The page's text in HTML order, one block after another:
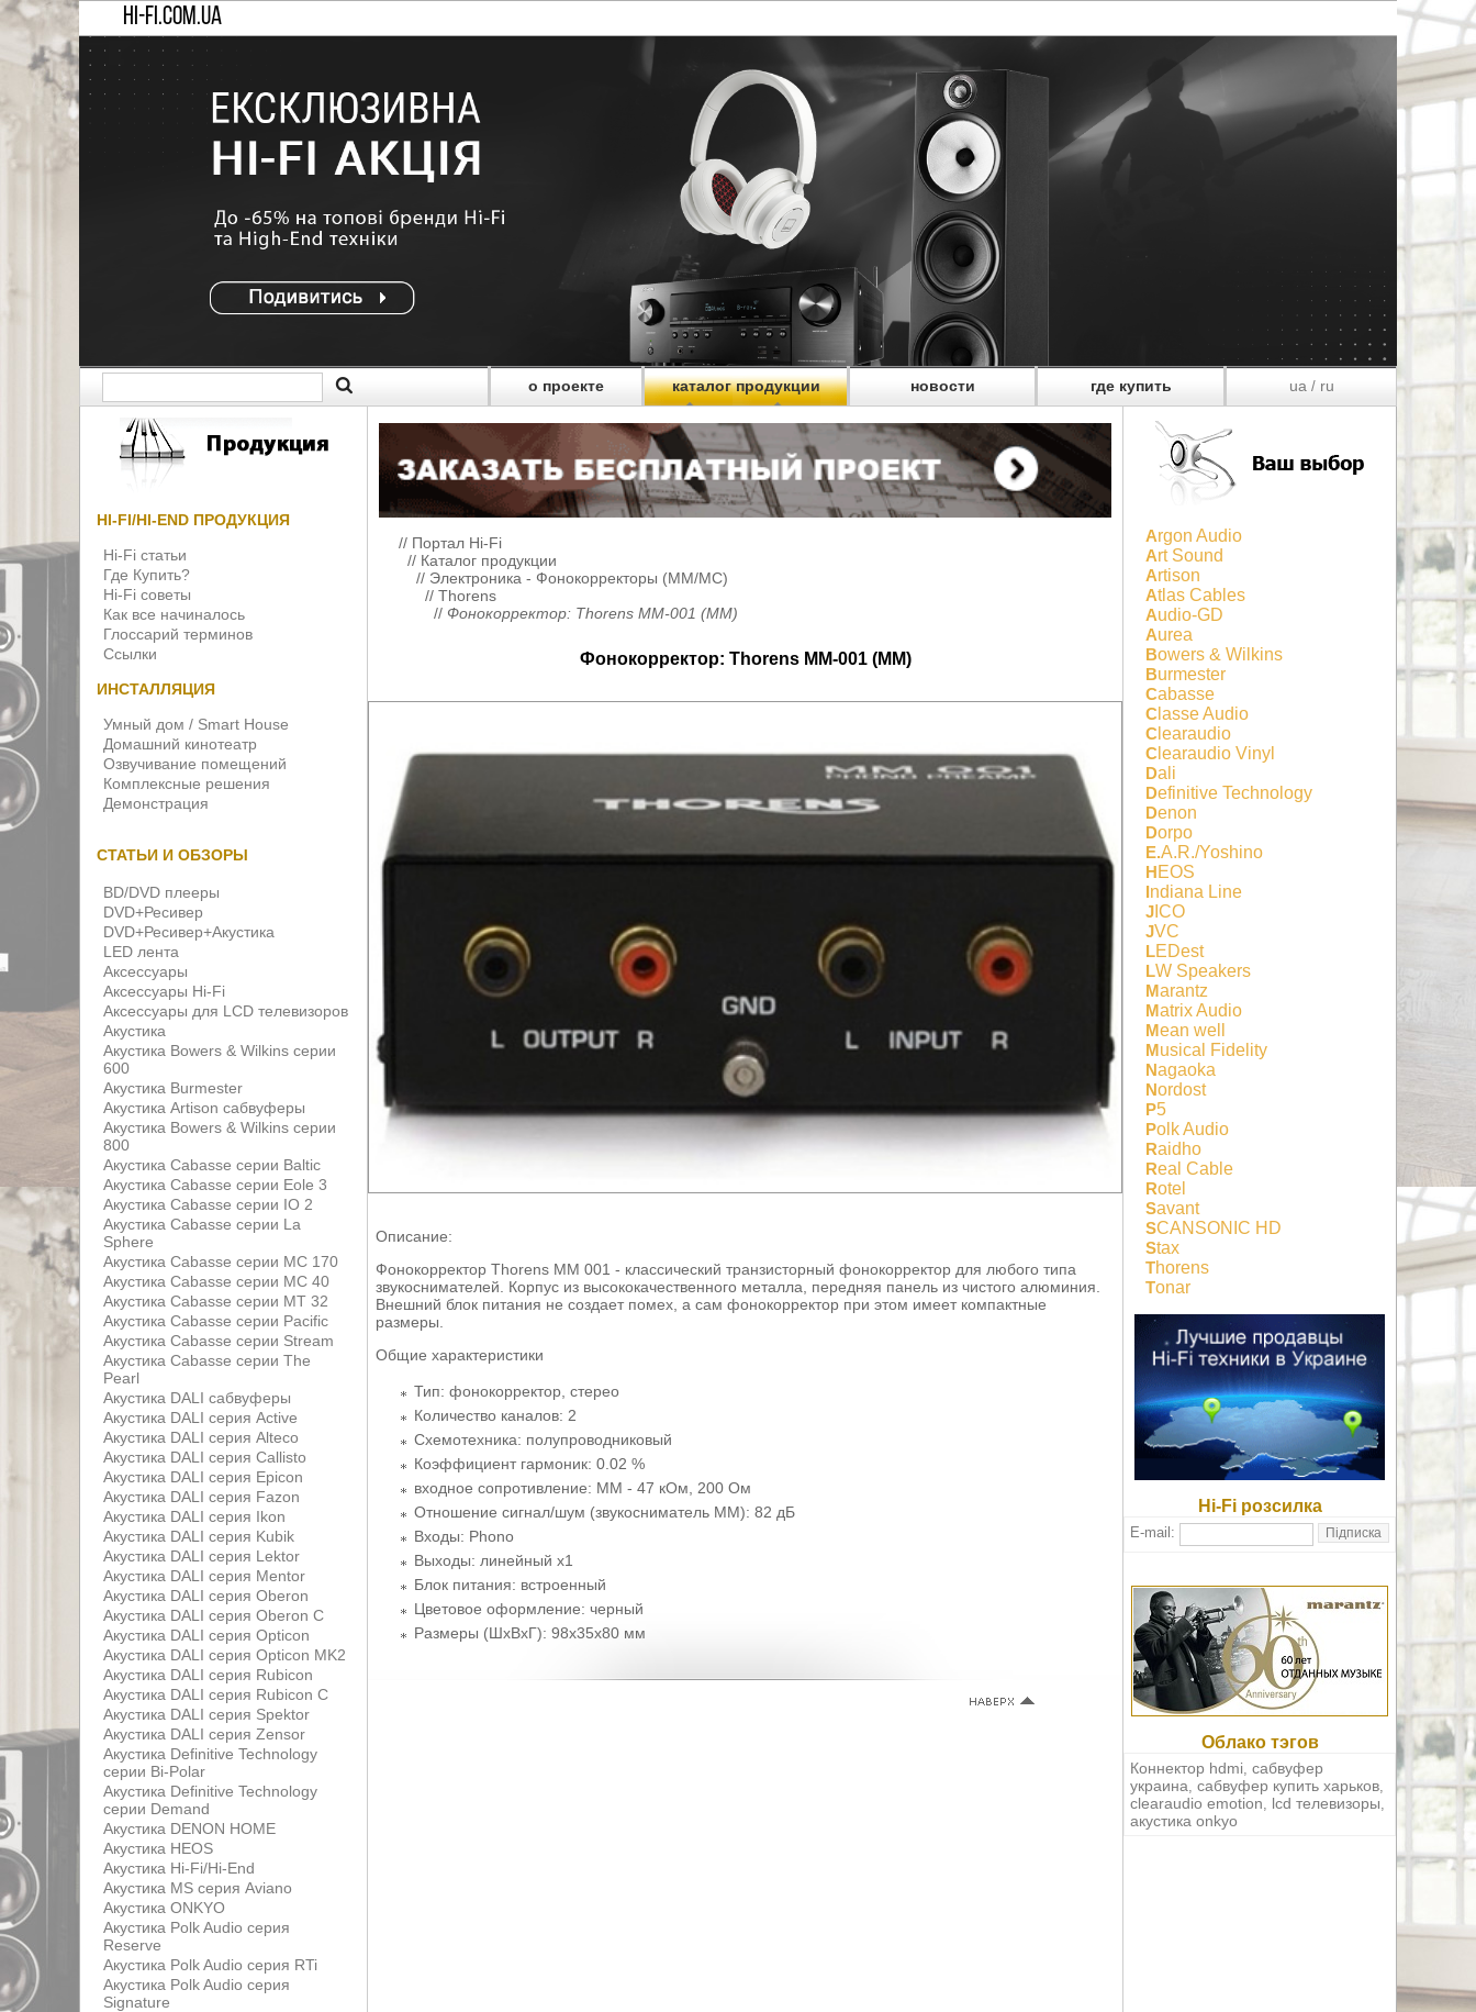
HI-FI.COM.UA
о проекте каталог продукции новости где купить ua/ ru
HI-FI/HI-END ПРОДУКЦИЯ
Hi-Fi статьи
Где Купить?
Hi-Fi советы
Как все начиналось
Глоссарий терминов
Ссылки
ИНСТАЛЛЯЦИЯ
Умный дом / Smart House
Домашний кинотеатр
Озвучивание помещений
Комплексные решения
Демонстрация
СТАТЬИ И ОБЗОРЫ
BD/DVD плееры
DVD+Ресивер
DVD+Ресивер+Акустика
LED лента
Аксессуары
Аксессуары Hi-Fi
Аксессуары для LCD телевизоров
Акустика
Акустика Bowers & Wilkins серии
600
Акустика Burmester
Акустика Artison сабвуферы
Акустика Bowers & Wilkins серии
800
Акустика Cabasse серии Baltic
Акустика Cabasse серии Eole 3
Акустика Cabasse серии IO 2
Акустика Cabasse серии La
Sphere
Акустика Cabasse серии MC 170
Акустика Cabasse серии MC 40
Акустика Cabasse серии MT 32
Акустика Cabasse серии Pacific
Акустика Cabasse серии Stream
Акустика Cabasse серии The
Pearl
Акустика DALI сабвуферы
Акустика DALI серия Active
Акустика DALI серия Alteco
Акустика DALI серия Callisto
Акустика DALI серия Epicon
Акустика DALI серия Fazon
Акустика DALI серия Ikon
Акустика DALI серия Kubik
Акустика DALI серия Lektor
Акустика DALI серия Mentor
Акустика DALI серия Oberon
Акустика DALI серия Oberon С
Акустика DALI серия Opticon
Акустика DALI серия Opticon MK2
Акустика DALI серия Rubicon
Акустика DALI серия Rubicon С
Акустика DALI серия Spektor
Акустика DALI серия Zensor
Акустика Definitive Technology
серии Bi-Polar
Акустика Definitive Technology
серии Demand
Акустика DENON HOME
Акустика HEOS
Акустика Hi-Fi/Hi-End
Акустика MS серия Aviano
Акустика ONKYO
Акустика Polk Audio серия
Reserve
Акустика Polk Audio серия RTi
Акустика Polk Audio серия
Signature
// Портал Hi-Fi
// Каталог продукции
// Электроника - Фонокорректоры (MM/MC)
// Thorens
// Фонокорректор: Thorens MM-001 (MM)
Фонокорректор: Thorens MM-001 (MM)
Описание:
Фонокорректор Thorens MM 001 - классический транзисторный фонокорректор для любого типа
звукоснимателей. Корпус из высококачественного металла, передняя панель из чистого алюминия.
Внешний блок питания не создает помех, а сам фонокорректор при этом имеет компактные
размеры.
Общие характеристики
Тип: фонокорректор, стерео
Количество каналов: 2
Схемотехника: полупроводниковый
Коэффициент гармоник: 0.02 %
входное сопротивление: MM - 47 кОм, 200 Ом
Отношение сигнал/шум (звукосниматель MM): 82 дБ
Входы: Phono
Выходы: линейный x1
Блок питания: встроенный
Цветовое оформление: черный
Размеры (ШхВхГ): 98x35x80 мм
Argon Audio
Art Sound
Artison
Atlas Cables
Audio-GD
Aurea
Bowers & Wilkins
Burmester
Cabasse
Classe Audio
Clearaudio
Clearaudio Vinyl
Dali
Definitive Technology
Denon
Dorpo
E.A.R./Yoshino
HEOS
Indiana Line
JICO
JVC
LEDest
LW Speakers
Marantz
Matrix Audio
Mean well
Musical Fidelity
Nagaoka
Nordost
P5
Polk Audio
Raidho
Real Cable
Rotel
Savant
SCANSONIC HD
Stax
Thorens
Tonar
Hi-Fi розсилка
E-mail:
Облако тэгов
Коннектор hdmi, сабвуфер
украина, сабвуфер купить харьков,
clearaudio emotion, lcd телевизоры,
акустика onkyo